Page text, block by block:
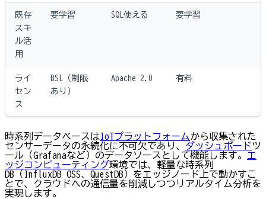
既存
スキ
ル活
用
要学習 SQL使える 要学習
ライ
セン
ス
BSL（制限
あり）
Apache 2.0 有料
時系列データベースはIoTプラットフォームから収集された
センサーデータの永続化に不可欠であり、 ダッシュボードツ
ール（Grafanaなど）のデータソースとして機能します。 エ
ッジコンピューティング環境では、軽量な時系列
DB（InfluxDB OSS、QuestDB）をエッジノード上で動かすこ
とで、クラウドへの通信量を削減しつつリアルタイム分析を
実現します。